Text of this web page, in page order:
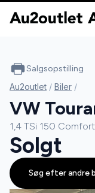
Salgsopstilling
Au2outlet / Biler /
VW
1,4 TSi 150
Solgt
Søg efter andre